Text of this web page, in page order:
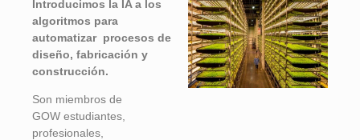
Introducimos la IA a los
algoritmos para
automatizar procesos de
diseño, fabricación y
construcción.
Son miembros de
GOW estudiantes,
profesionales,